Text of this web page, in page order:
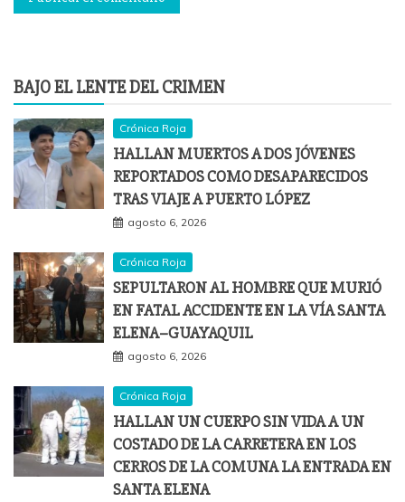
BAJO EL LENTE DEL CRIMEN
Crónica Roja
HALLAN MUERTOS A DOS JÓVENES
REPORTADOS COMO DESAPARECIDOS
TRAS VIAJE A PUERTO LÓPEZ
agosto 6, 2026
Crónica Roja
SEPULTARON AL HOMBRE QUE MURIÓ
EN FATAL ACCIDENTE EN LA VÍA SANTA
ELENA–GUAYAQUIL
agosto 6, 2026
Crónica Roja
HALLAN UN CUERPO SIN VIDA A UN
COSTADO DE LA CARRETERA EN LOS
CERROS DE LA COMUNA LA ENTRADA EN
SANTA ELENA